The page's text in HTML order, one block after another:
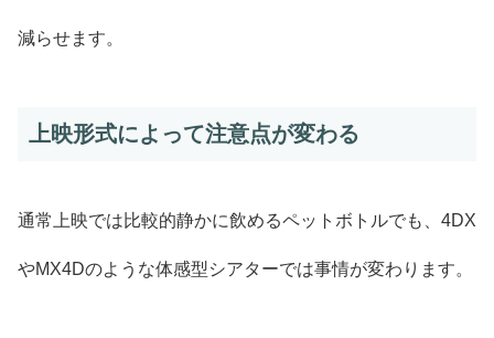
減らせます。
上映形式によって注意点が変わる
通常上映では比較的静かに飲めるペットボトルでも、4DX
やMX4Dのような体感型シアターでは事情が変わります。